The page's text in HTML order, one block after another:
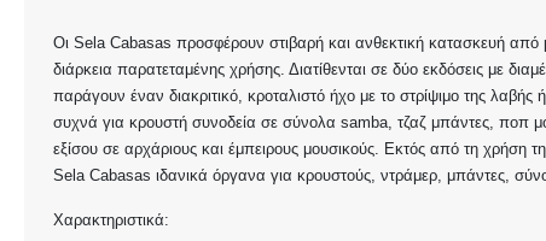
Οι Sela Cabasas προσφέρουν στιβαρή και ανθεκτική κατασκευή
διάρκεια παρατεταμένης χρήσης. Διατίθενται σε δύο εκδόσεις με
παράγουν έναν διακριτικό, κροταλιστό ήχο με το στρίψιμο της
συχνά για κρουστή συνοδεία σε σύνολα samba, τζαζ μπάντες, ποπ
εξίσου σε αρχάριους και έμπειρους μουσικούς. Εκτός από τη χρήση
Sela Cabasas ιδανικά όργανα για κρουστούς, ντράμερ, μπάντες,
Χαρακτηριστικά: